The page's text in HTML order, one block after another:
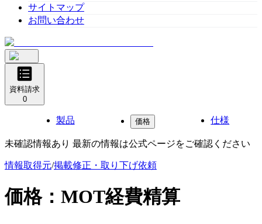
サイトマップ
お問い合わせ
資料請求
0
製品 価格 仕様
未確認情報あり 最新の情報は公式ページをご確認ください
情報取得元/掲載修正・取り下げ依頼
価格： MOT経費精算